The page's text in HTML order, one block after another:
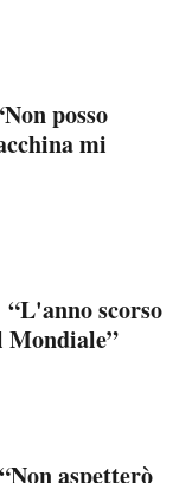
posso
mi
scorso
Mondiale”
aspetterò